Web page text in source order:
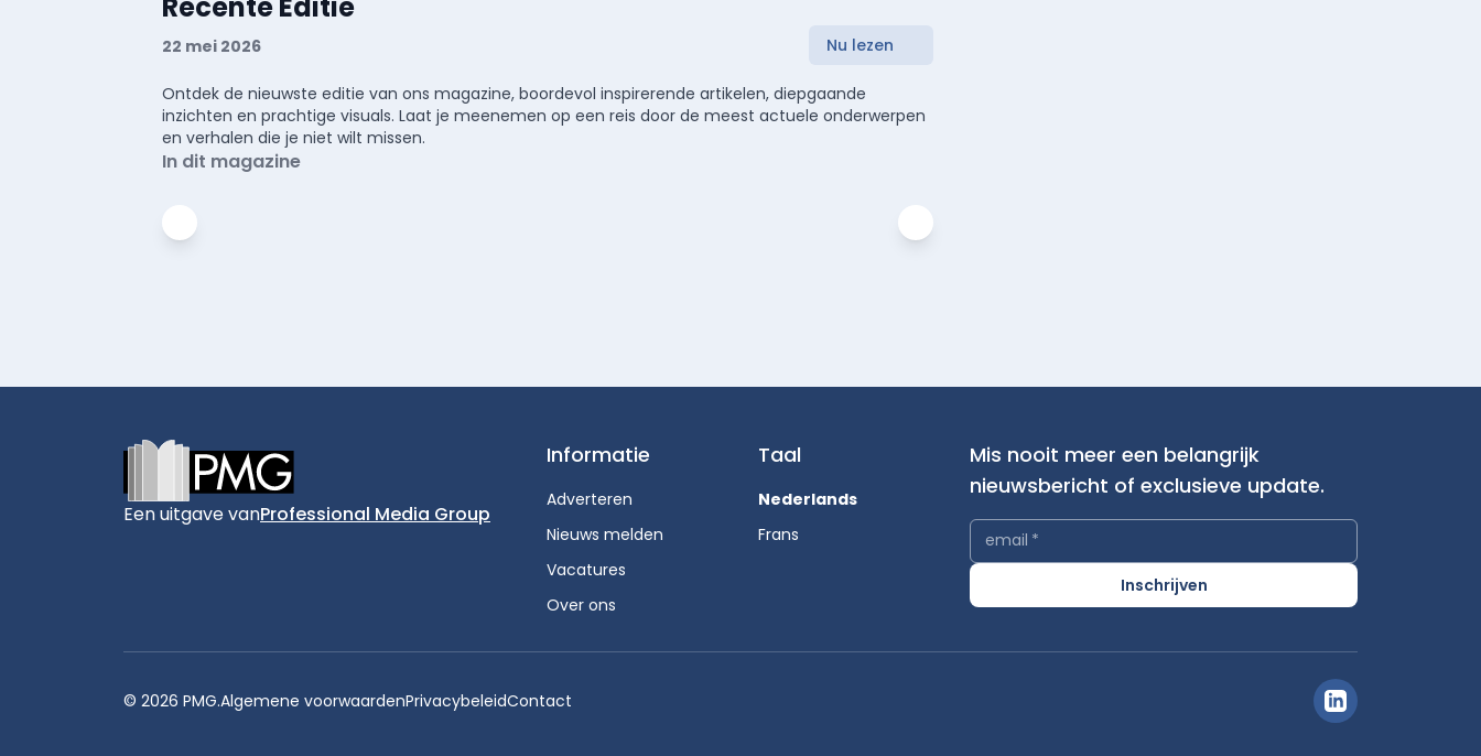
22 mei 2026 Nu lezen
Ontdek de nieuwste editie van ons magazine, boordevol inspirerende artikelen, diepgaande
inzichten en prachtige visuals. Laat je meenemen op een reis door de meest actuele onderwerpen
en verhalen die je niet wilt missen.
In dit magazine
Een uitgave vanProfessional Media Group
Informatie
Adverteren
Nieuws melden
Vacatures
Over ons
Taal
Nederlands
Frans
Mis nooit meer een belangrijk
nieuwsbericht of exclusieve update.
email *
Inschrijven
© 2026 PMG.Algemene voorwaardenPrivacybeleidContact